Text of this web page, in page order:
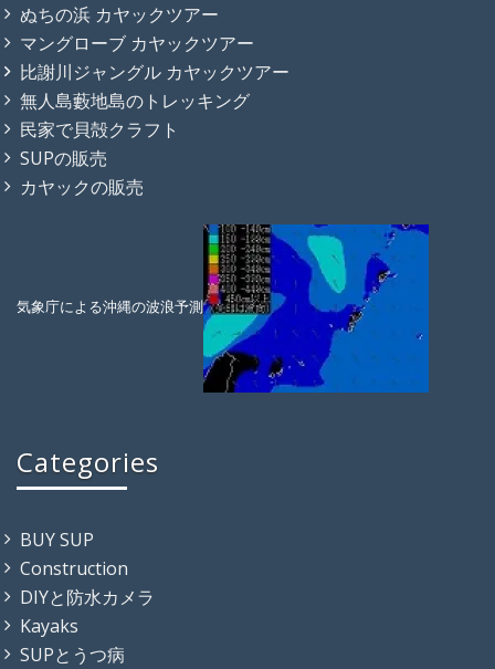
ぬちの浜 カヤックツアー
マングローブ カヤックツアー
比謝川ジャングル カヤックツアー
無人島藪地島のトレッキング
民家で貝殻クラフト
SUPの販売
カヤックの販売
気象庁による沖縄の波浪予測
Categories
BUY SUP
Construction
DIYと防水カメラ
Kayaks
SUPとうつ病